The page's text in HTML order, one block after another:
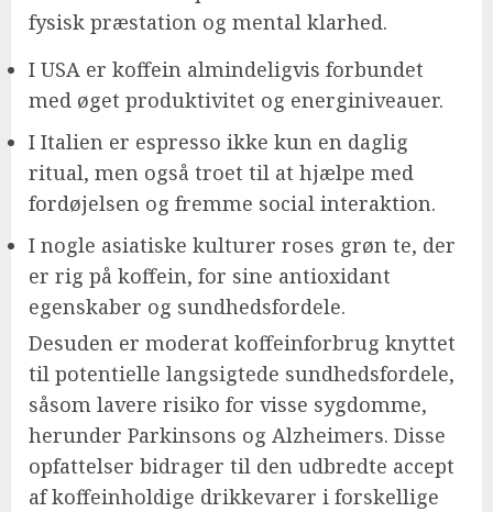
fysisk præstation og mental klarhed.
I USA er koffein almindeligvis forbundet
med øget produktivitet og energiniveauer.
I Italien er espresso ikke kun en daglig
ritual, men også troet til at hjælpe med
fordøjelsen og fremme social interaktion.
I nogle asiatiske kulturer roses grøn te, der
er rig på koffein, for sine antioxidant
egenskaber og sundhedsfordele.
Desuden er moderat koffeinforbrug knyttet
til potentielle langsigtede sundhedsfordele,
såsom lavere risiko for visse sygdomme,
herunder Parkinsons og Alzheimers. Disse
opfattelser bidrager til den udbredte accept
af koffeinholdige drikkevarer i forskellige